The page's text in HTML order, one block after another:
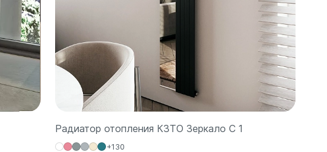
Радиатор отопления КЗТО Зеркало С 1
+130